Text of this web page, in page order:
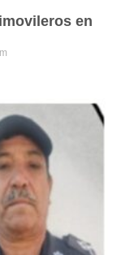
en